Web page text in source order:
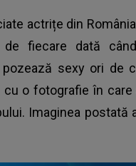
actrițe din
fiecare dată
sexy ori de
o fotografie în care
Imaginea